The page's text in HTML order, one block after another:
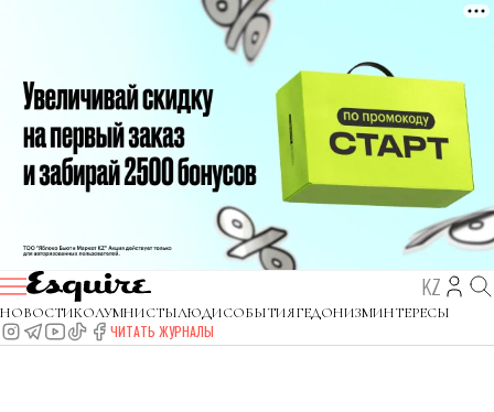
KZ
НОВОСТИКОЛУМНИСТЫЛЮДИСОБЫТИЯГЕДОНИЗМИНТЕРЕСЫ
ЧИТАТЬ ЖУРНАЛЫ